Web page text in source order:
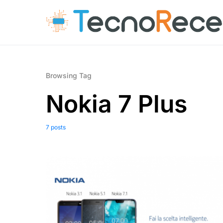
Browsing Tag
Nokia 7 Plus
7 posts